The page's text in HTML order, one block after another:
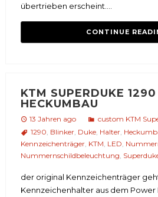
übertrieben erscheint....
CONTINUE
KTM SUPERDUKE 1290
HECKUMBAU
13 Jahren ago custom KTM
1290 Blinker, Duke, Halter,
Kennzeichenträger, KTM LED
Nummernschildbeleuchtung
der original Kennzeichenträger
Kennzeichenhalter aus dem Power